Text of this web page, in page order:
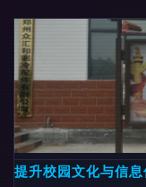
提升校园文化与信